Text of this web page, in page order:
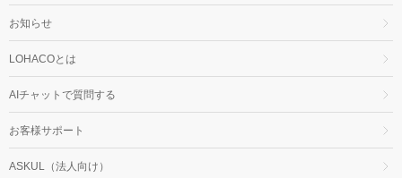
お知らせ
LOHACOとは
AIチャットで質問する
お客様サポート
ASKUL（法人向け）